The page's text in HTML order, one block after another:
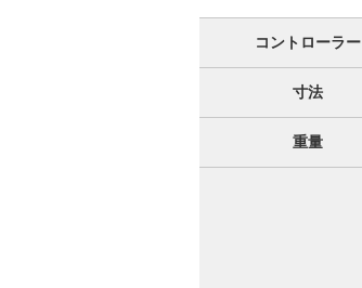
コントローラー
寸法
重量